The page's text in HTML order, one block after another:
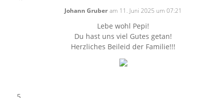
Johann Gruber am 11. Juni 2025 um 07:21
Lebe wohl Pepi!
Du hast uns viel Gutes getan!
Herzliches Beileid der Familie!!!